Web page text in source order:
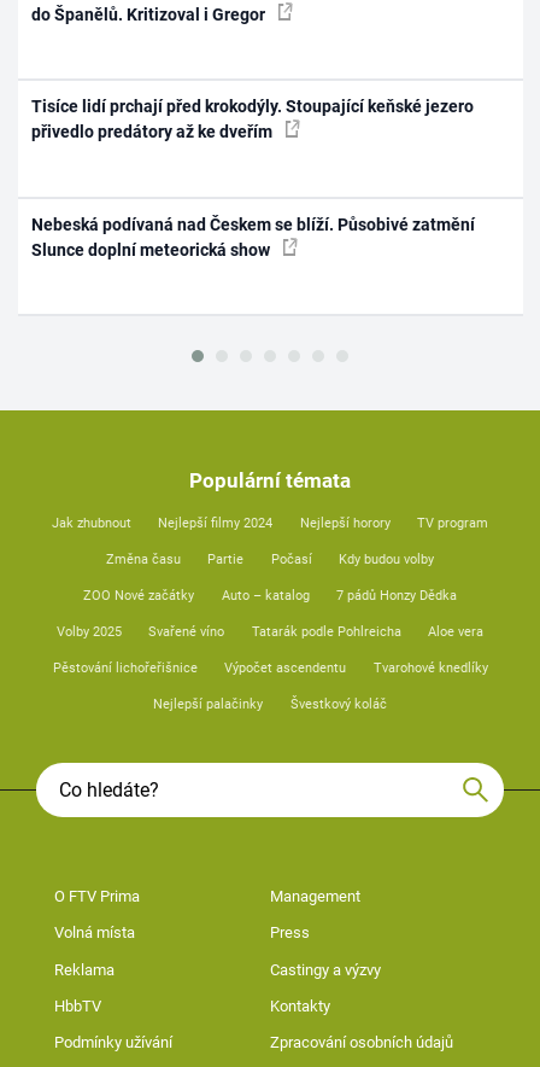
do Španělů. Kritizoval i Gregor
Tisíce lidí prchají před krokodýly. Stoupající keňské jezero
přivedlo predátory až ke dveřím
Nebeská podívaná nad Českem se blíží. Působivé zatmění
Slunce doplní meteorická show
Populární témata
Jak zhubnout Nejlepší filmy 2024 Nejlepší horory TV program
Změna času Partie Počasí Kdy budou volby
ZOO Nové začátky Auto – katalog 7 pádů Honzy Dědka
Volby 2025 Svařené víno Tatarák podle Pohlreicha Aloe vera
Pěstování lichořeřišnice Výpočet ascendentu Tvarohové knedlíky
Nejlepší palačinky Švestkový koláč
O FTV Prima Management
Volná místa Press
Reklama Castingy a výzvy
HbbTV Kontakty
Podmínky užívání Zpracování osobních údajů